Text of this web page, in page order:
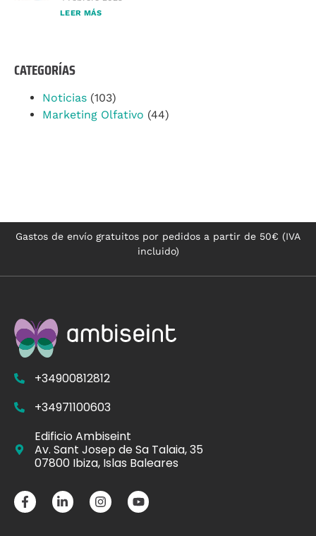
LEER MÁS
CATEGORÍAS
Noticias (103)
Marketing Olfativo (44)
Gastos de envío gratuitos por pedidos a partir de 50€ (IVA
incluido)
+34900812812
+34971100603
Edificio Ambiseint
Av. Sant Josep de Sa Talaia, 35
07800 Ibiza, Islas Baleares